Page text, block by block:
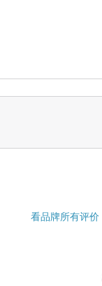
看品牌所有评价